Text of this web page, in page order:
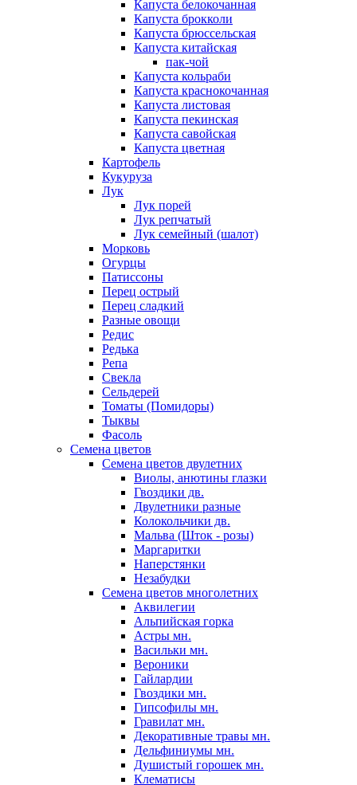
Капуста белокочанная
Капуста брокколи
Капуста брюссельская
Капуста китайская
пак-чой
Капуста кольраби
Капуста краснокочанная
Капуста листовая
Капуста пекинская
Капуста савойская
Капуста цветная
Картофель
Кукуруза
Лук
Лук порей
Лук репчатый
Лук семейный (шалот)
Морковь
Огурцы
Патиссоны
Перец острый
Перец сладкий
Разные овощи
Редис
Редька
Репа
Свекла
Сельдерей
Томаты (Помидоры)
Тыквы
Фасоль
Семена цветов
Семена цветов двулетних
Виолы, анютины глазки
Гвоздики дв.
Двулетники разные
Колокольчики дв.
Мальва (Шток - розы)
Маргаритки
Наперстянки
Незабудки
Семена цветов многолетних
Аквилегии
Альпийская горка
Астры мн.
Васильки мн.
Вероники
Гайлардии
Гвоздики мн.
Гипсофилы мн.
Гравилат мн.
Декоративные травы мн.
Дельфиниумы мн.
Душистый горошек мн.
Клематисы